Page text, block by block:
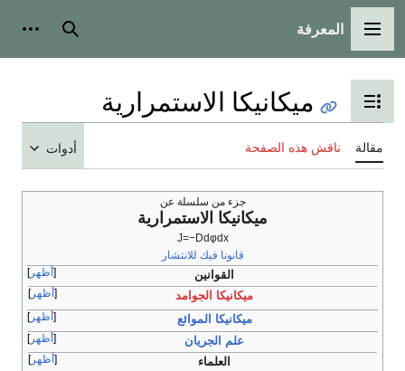
أدوات شخصية
المحتوياتالاستمرارية
ميكانيكا الاستمرارية